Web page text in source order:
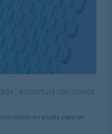
| estructura con conos
conos en punta para un